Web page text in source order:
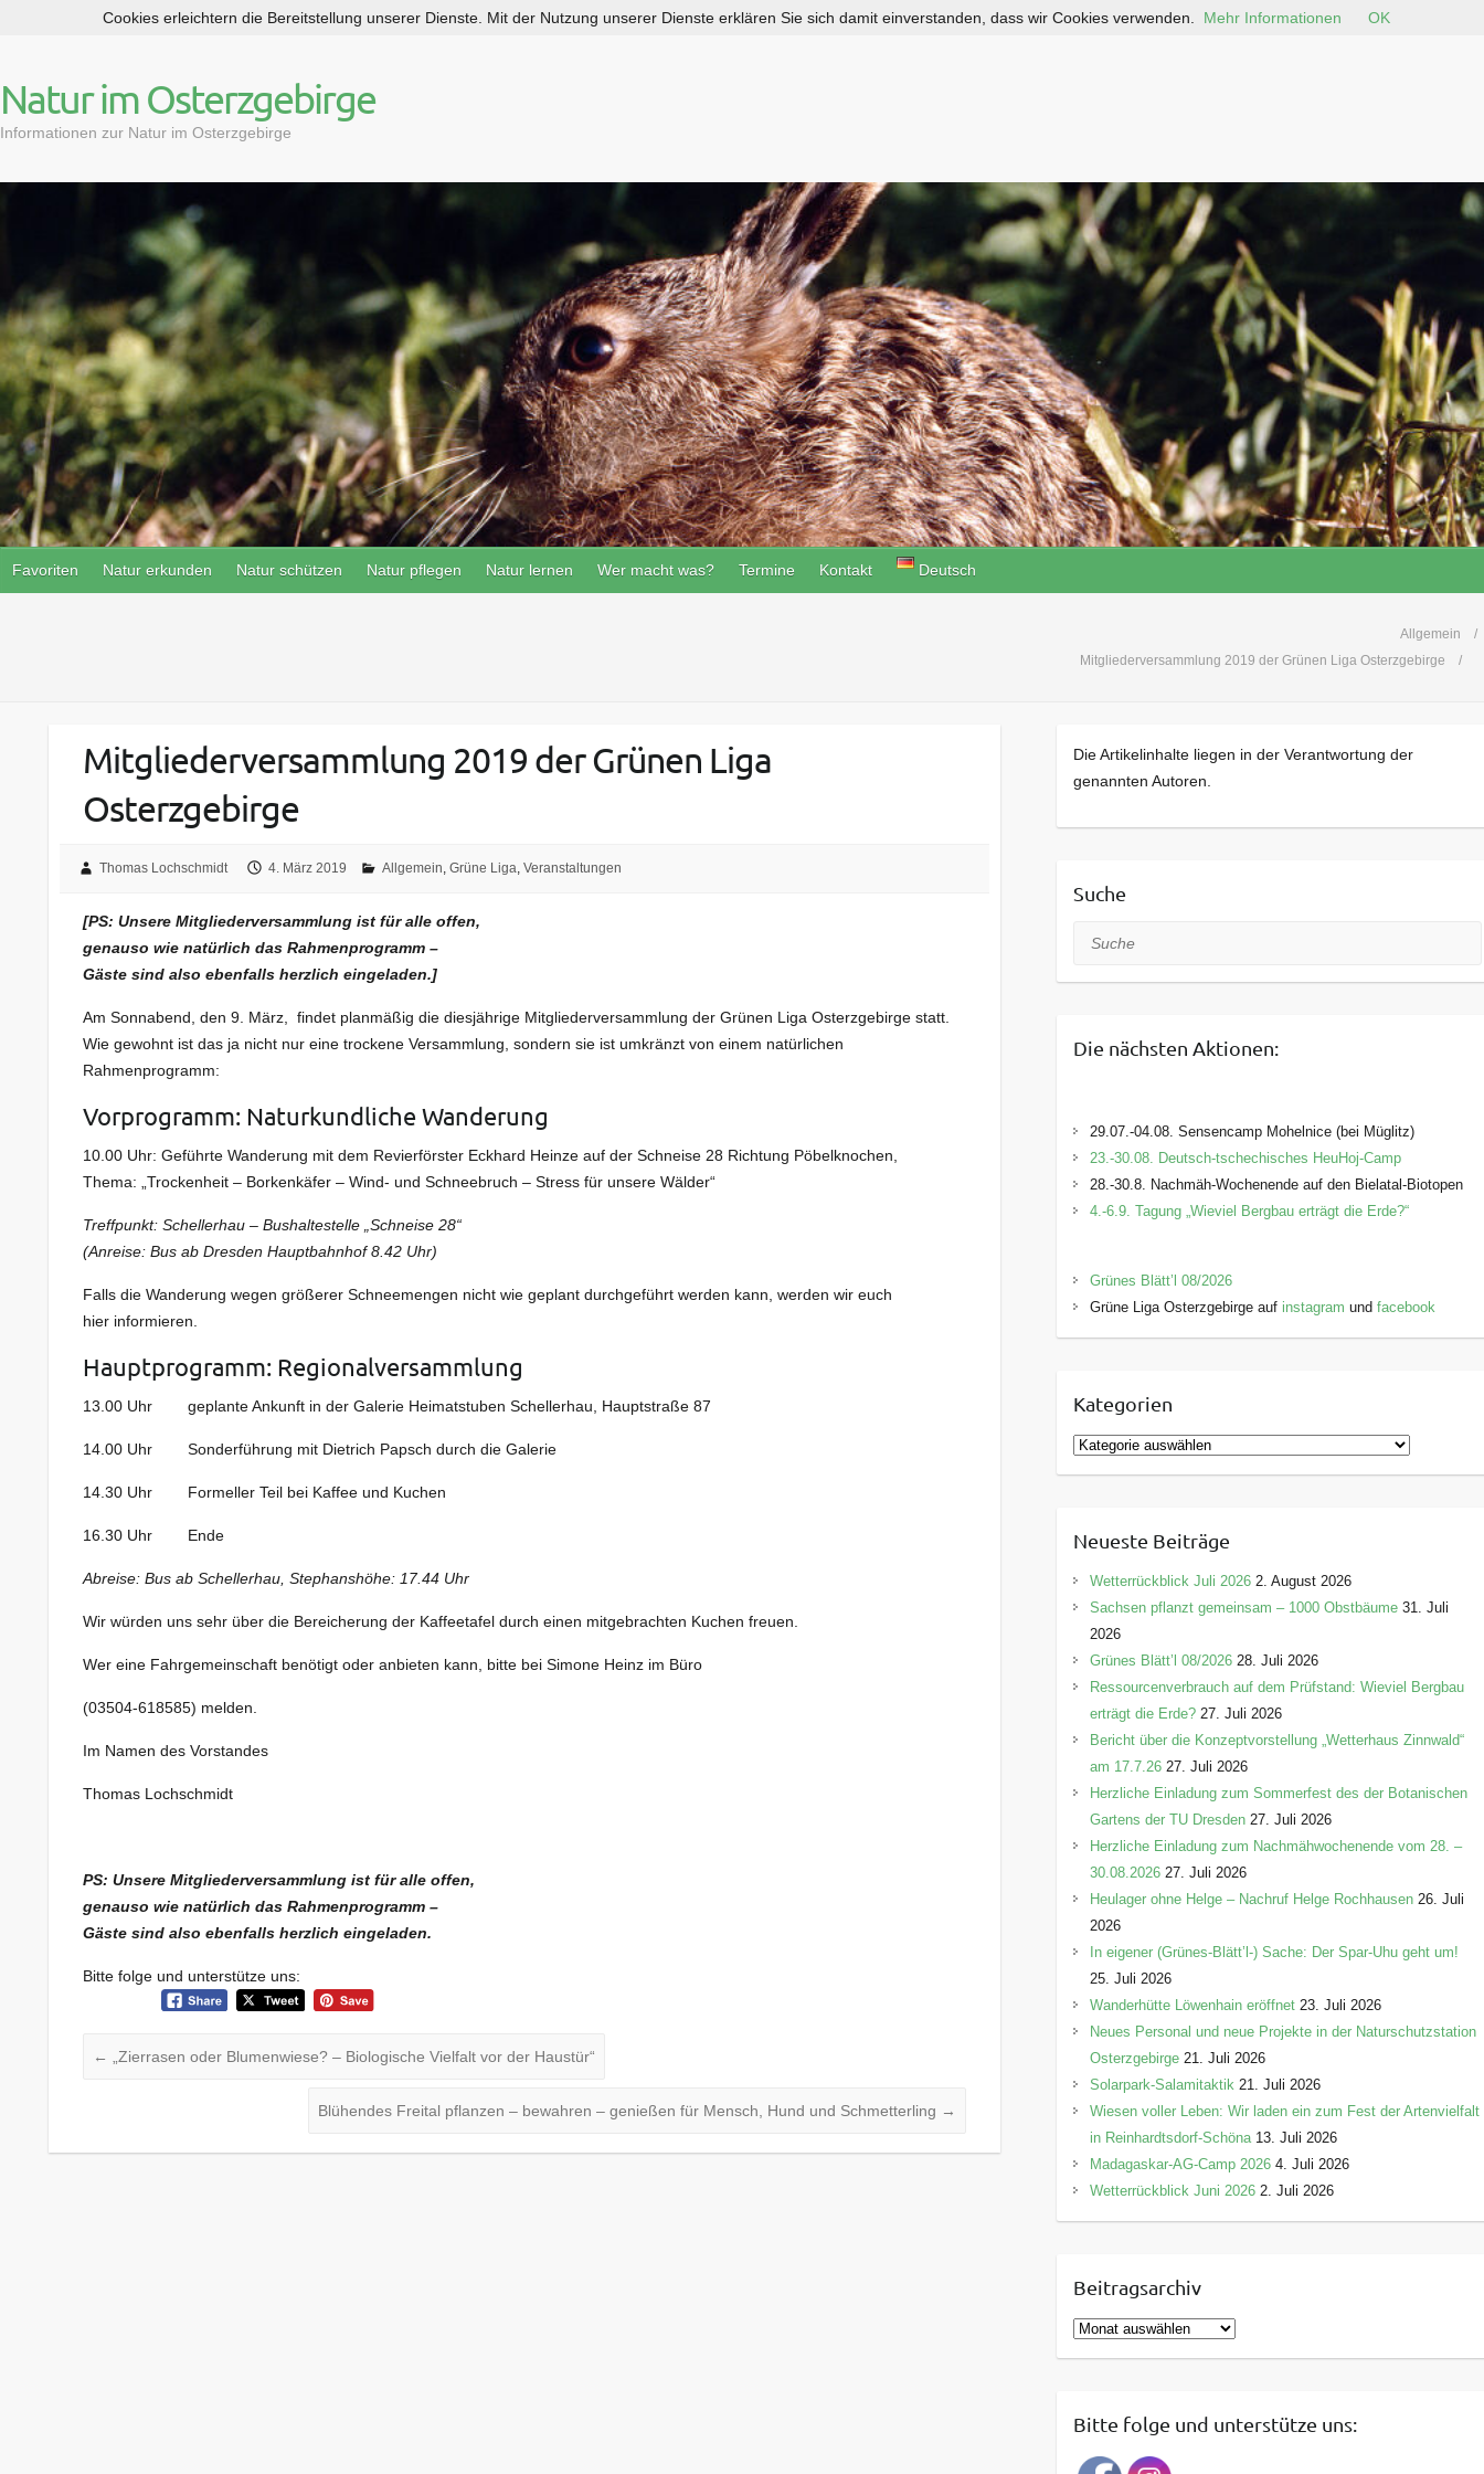
p
t
c
n
Natur im Osterzgebirge
Informationen zur Natur im Osterzgebirge
Favoriten Natur erkunden Natur schützen Natur pflegen Natur lernen Wer macht was? Termine Kontakt Deutsch
Allgemein
Mitgliederversammlung 2019 der Grünen Liga Osterzgebirge
Mitgliederversammlung 2019 der Grünen Liga
Osterzgebirge
Thomas Lochschmidt 4. März 2019 Allgemein,Grüne Liga,Veranstaltungen
[PS: Unsere Mitgliederversammlung ist für alle offen,
genauso wie natürlich das Rahmenprogramm –
Gäste sind also ebenfalls herzlich eingeladen.]
Am Sonnabend, den 9. März, findet planmäßig die diesjährige Mitgliederversammlung der Grünen Liga Osterzgebirge statt.
Wie gewohnt ist das ja nicht nur eine trockene Versammlung, sondern sie ist umkränzt von einem natürlichen
Rahmenprogramm:
Vorprogramm: Naturkundliche Wanderung
10.00 Uhr: Geführte Wanderung mit dem Revierförster Eckhard Heinze auf der Schneise 28 Richtung Pöbelknochen,
Thema: „Trockenheit – Borkenkäfer – Wind- und Schneebruch – Stress für unsere Wälder“
Treffpunkt: Schellerhau – Bushaltestelle „Schneise 28“
(Anreise: Bus ab Dresden Hauptbahnhof 8.42 Uhr)
Falls die Wanderung wegen größerer Schneemengen nicht wie geplant durchgeführt werden kann, werden wir euch
hier informieren.
Hauptprogramm: Regionalversammlung
13.00 Uhr geplante Ankunft in der Galerie Heimatstuben Schellerhau, Hauptstraße 87
14.00 Uhr Sonderführung mit Dietrich Papsch durch die Galerie
14.30 Uhr Formeller Teil bei Kaffee und Kuchen
16.30 Uhr Ende
Abreise: Bus ab Schellerhau, Stephanshöhe: 17.44 Uhr
Wir würden uns sehr über die Bereicherung der Kaffeetafel durch einen mitgebrachten Kuchen freuen.
Wer eine Fahrgemeinschaft benötigt oder anbieten kann, bitte bei Simone Heinz im Büro
(03504-618585) melden.
Im Namen des Vorstandes
Thomas Lochschmidt
PS: Unsere Mitgliederversammlung ist für alle offen,
genauso wie natürlich das Rahmenprogramm –
Gäste sind also ebenfalls herzlich eingeladen.
Bitte folge und unterstütze uns:
← „Zierrasen oder Blumenwiese? – Biologische Vielfalt vor der Haustür“
Blühendes Freital pflanzen – bewahren – genießen für Mensch, Hund und Schmetterling →
Die Artikelinhalte liegen in der Verantwortung der
genannten Autoren.
Suche
Suche
Die nächsten Aktionen:
29.07.-04.08. Sensencamp Mohelnice (bei Müglitz)
23.-30.08. Deutsch-tschechisches HeuHoj-Camp
28.-30.8. Nachmäh-Wochenende auf den Bielatal-Biotopen
4.-6.9. Tagung „Wieviel Bergbau erträgt die Erde?“
Grünes Blätt’l 08/2026
Grüne Liga Osterzgebirge auf instagram und facebook
Kategorien
K
a
g
o
r
e
n
Neueste Beiträge
Wetterrückblick Juli 2026 2. August 2026
Sachsen pflanzt gemeinsam – 1000 Obstbäume 31. Juli
2026
Grünes Blätt’l 08/2026 28. Juli 2026
Ressourcenverbrauch auf dem Prüfstand: Wieviel Bergbau
erträgt die Erde? 27. Juli 2026
Bericht über die Konzeptvorstellung „Wetterhaus Zinnwald“
am 17.7.26 27. Juli 2026
Herzliche Einladung zum Sommerfest des der Botanischen
Gartens der TU Dresden 27. Juli 2026
Herzliche Einladung zum Nachmähwochenende vom 28. –
30.08.2026 27. Juli 2026
Heulager ohne Helge – Nachruf Helge Rochhausen 26. Juli
2026
In eigener (Grünes-Blätt’l-) Sache: Der Spar-Uhu geht um!
25. Juli 2026
Wanderhütte Löwenhain eröffnet 23. Juli 2026
Neues Personal und neue Projekte in der Naturschutzstation
Osterzgebirge 21. Juli 2026
Solarpark-Salamitaktik 21. Juli 2026
Wiesen voller Leben: Wir laden ein zum Fest der Artenvielfalt
in Reinhardtsdorf-Schöna 13. Juli 2026
Madagaskar-AG-Camp 2026 4. Juli 2026
Wetterrückblick Juni 2026 2. Juli 2026
Beitragsarchiv
B
e
rBitte folge und unterstütze uns:
Cookies erleichtern die Bereitstellung unserer Dienste. Mit der Nutzung unserer Dienste erklären Sie sich damit einverstanden, dass wir Cookies verwenden. Mehr Informationen OK